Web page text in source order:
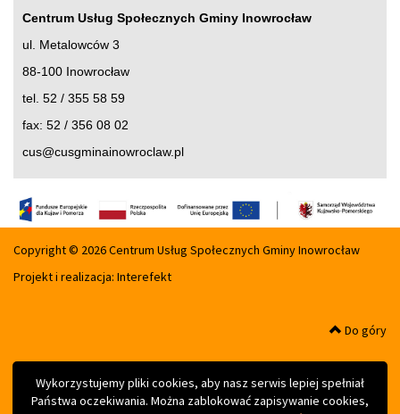
Wykorzystujemy pliki cookies, aby nasz serwis lepiej spełniał
Państwa oczekiwania. Można zablokować zapisywanie cookies,
Centrum Usług Społecznych Gminy Inowrocław
ul. Metalowców 3
88-100 Inowrocław
tel. 52 / 355 58 59
fax: 52 / 356 08 02
cus@cusgminainowroclaw.pl
Copyright © 2026 Centrum Usług Społecznych Gminy Inowrocław
Projekt i realizacja: Interefekt
Do góry